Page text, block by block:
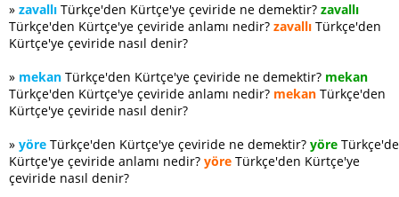
» zavallı Türkçe'den Kürtçe'ye çeviride ne demektir? zavallı
Türkçe'den Kürtçe'ye çeviride anlamı nedir? zavallı Türkçe'den
Kürtçe'ye çeviride nasıl denir?
» mekan Türkçe'den Kürtçe'ye çeviride ne demektir? mekan
Türkçe'den Kürtçe'ye çeviride anlamı nedir? mekan Türkçe'den
Kürtçe'ye çeviride nasıl denir?
» yöre Türkçe'den Kürtçe'ye çeviride ne demektir? yöre
Kürtçe'ye çeviride anlamı nedir? yöre Türkçe'den Kürtçe'ye
çeviride nasıl denir?